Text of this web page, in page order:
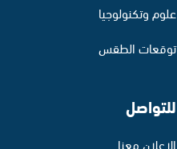
علوم وتكنولوجيا
توقعات الطقس
للتواصل
الإعلان معنا